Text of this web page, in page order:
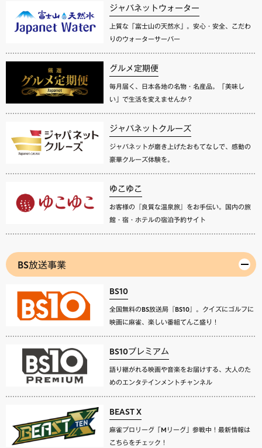
ジャパネットウォーター
上質な「富士山の天然水」。安心・安全、こだわ
りのウォーターサーバー
グルメ定期便
毎月届く、日本各地の名物・名産品。「美味し
い」で生活を変えませんか？
ジャパネットクルーズ
ジャパネットが磨き上げたおもてなしで、感動の
豪華クルーズ体験を。
ゆこゆこ
お客様の『良質な温泉旅』をお手伝い。国内の旅
館・宿・ホテルの宿泊予約サイト
BS放送事業
BS10
全国無料のBS放送局『BS10』。クイズにゴルフに
映画に麻雀、楽しい番組てんこ盛り！
BS10プレミアム
語り継がれる映画や音楽をお届けする、大人のた
めのエンタテインメントチャンネル
BEAST X
麻雀プロリーグ「Mリーグ」参戦中！最新情報は
こちらをチェック！